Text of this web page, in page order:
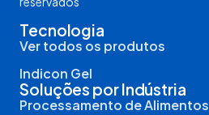
Tecnologia
Ver todos os produtos
Indicon Gel
Soluções por Indústria
Processamento de Alimentos